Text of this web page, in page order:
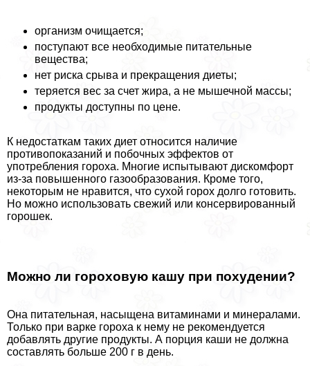
организм очищается;
поступают все необходимые питательные
вещества;
нет риска срыва и прекращения диеты;
теряется вес за счет жира, а не мышечной массы;
продукты доступны по цене.
К недостаткам таких диет относится наличие
противопоказаний и побочных эффектов от
употрeбления гороха. Многие испытывают дискомфорт
из-за повышенного газообразования. Кроме того,
некоторым не нравится, что сухой горох долго готовить.
Но можно использовать свежий или консервированный
горошек.
Можно ли гороховую кашу при похудении?
Она питательная, насыщена витаминами и минералами.
Только при варке гороха к нему не рекомендуется
добавлять другие продукты. А порция каши не должна
составлять больше 200 г в день.